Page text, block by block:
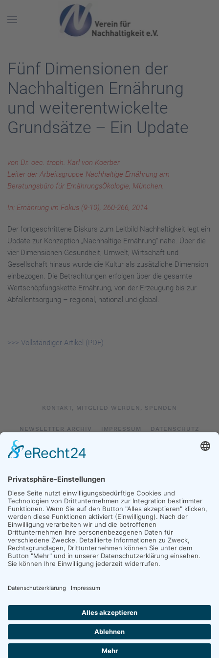
Skip to main content
Fünf Dimensionen der
Nachhaltigen Ernährung
und weiterentwickelte
Grundsätze – Ein Update
von Dr. oec. troph. Karl von Koerber
Leiter der Arbeitsgruppe Nachhaltige Ernährung am
Beratungsbüro für ErnährungsÖkologie, München.
In: Ernährung im Fokus (9-10), 260-266, 2014
Der fortgeschrittene Diskurs zum Leitbild Nachhaltigkeit legt ein
Update zur Konzeption „Nachhaltige Ernährung“ nahe. Über die
vier Dimensionen Gesundheit, Umwelt, Wirtschaft und
Gesellschaft hinaus wurde die Kultur als zusätzliche Dimension
einbezogen. Die Betrachtungen erfolgen über die gesamte
Wertschöpfungskette Ernährung, von der Erzeugung bis zur
Abfallentsorgung – regional, national und global.
>>> Vollständiger Artikel (PDF)
KONTAKT, MITGLIED WERDEN, SPENDEN
NEWSLETTER ARCHIV IMPRESSUM DATENSCHUTZ
LOGIN IMPRESSUM SOCIAL MEDIA